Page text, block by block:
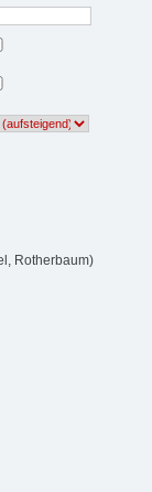
Rotherbaum)